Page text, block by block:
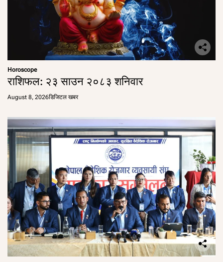
Horoscope
राशिफल: २३ साउन २०८३ शनिवार
August 8, 2026डिजिटल खबर